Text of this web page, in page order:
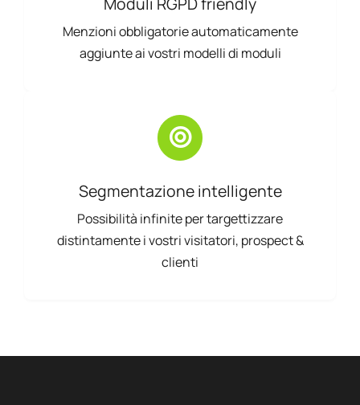
Menzioni obbligatorie automaticamente
aggiunte ai vostri modelli di moduli
Segmentazione intelligente
Possibilità infinite per targettizzare
distintamente i vostri visitatori, prospect &
clienti